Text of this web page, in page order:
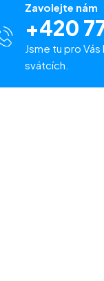
Zavolejte nám
+420
Jsme tu pro Vás
svátcích.